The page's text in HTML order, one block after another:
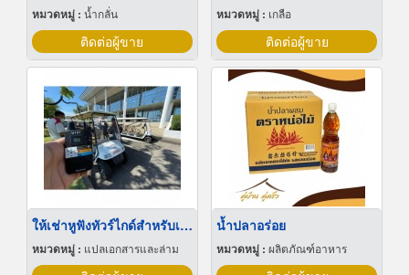
หมวดหมู่ : น้ำกลั่น
ติดต่อผู้ขาย
หมวดหมู่ : เกลือ
ติดต่อผู้ขาย
ให้เช่าหูฟังทัวร์ไกด์สำหรับเยี่ยมชมโรงงาน
หมวดหมู่ : แปลเอกสารและล่าม
น้ำปลาอร่อย
หมวดหมู่ : ผลิตภัณฑ์อาหาร